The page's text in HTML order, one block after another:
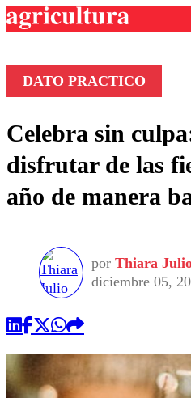
Frecuencias
Agricultura TV
Deportes
Colo Colo
Seleccion
Torneo
Entretención
Economía
Internacional
Publicaciones
Opinión
DATO PRACTICO
Celebra sin
disfrutar de las
año de manera
por Thiara
diciembre 05,